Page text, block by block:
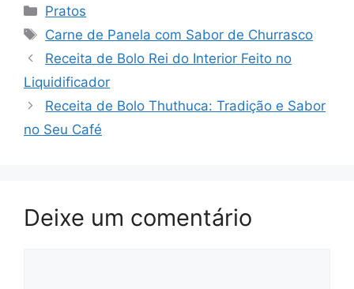
Pratos
Carne de Panela com Sabor de Churrasco
Receita de Bolo Rei do Interior Feito no
Liquidificador
Receita de Bolo Thuthuca: Tradição e Sabor
no Seu Café
Deixe um comentário